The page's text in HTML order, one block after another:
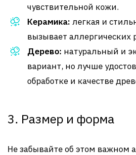
чувствительной кожи.
Керамика: легкая и
вызывает аллергических
Дерево: натуральный и
вариант, но лучше
обработке и качестве
3. Размер и форма
Не забывайте об этом важном